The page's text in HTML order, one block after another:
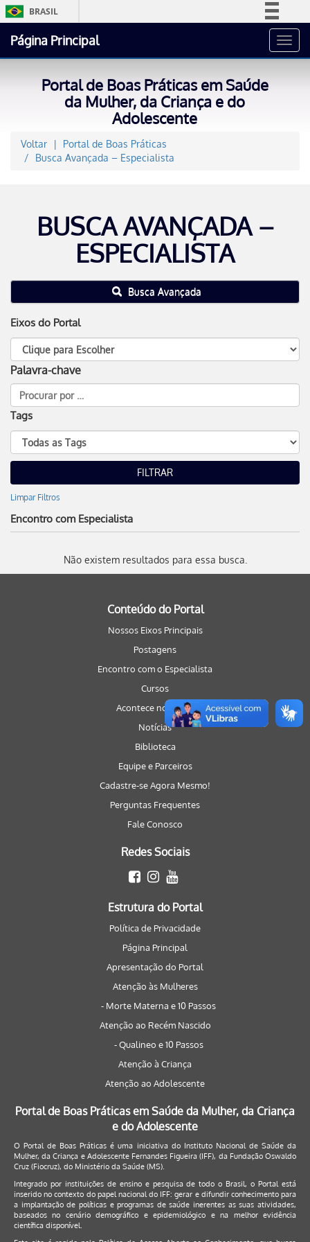
BRASIL
Acesso à informação
Página Principal
Portal de Boas Práticas em Saúde
da Mulher, da Criança e do
Adolescente
Voltar
Portal de Boas Práticas
Busca Avançada – Especialista
BUSCA AVANÇADA –
ESPECIALISTA
Busca Avançada
Eixos do Portal
Palavra-chave
Tags
Limpar Filtros
Encontro com Especialista
Não existem resultados para essa busca.
Conteúdo do Portal
Nossos Eixos Principais
Postagens
Encontro com o Especialista
Cursos
Acontece no Portal
Notícias
Biblioteca
Equipe e Parceiros
Cadastre-se Agora Mesmo!
Perguntas Frequentes
Fale Conosco
Redes Sociais
Estrutura do Portal
Política de Privacidade
Página Principal
Apresentação do Portal
Atenção às Mulheres
- Morte Materna e 10 Passos
Atenção ao Recém Nascido
- Qualineo e 10 Passos
Atenção à Criança
Atenção ao Adolescente
Portal de Boas Práticas em Saúde da Mulher, da Criança
e do Adolescente
O Portal de Boas Práticas é uma iniciativa do Instituto Nacional de Saúde da
Mulher, da Criança e Adolescente Fernandes Figueira (IFF), da Fundação Oswaldo
Cruz (Fiocruz), do Ministério da Saúde (MS).
Integrado por instituições de ensino e pesquisa de todo o Brasil, o Portal está
inserido no contexto do papel nacional do IFF: gerar e difundir conhecimento para
a implantação de políticas e programas de saúde inerentes as suas atividades,
baseados no cenário demográfico e epidemiológico e na melhor evidência
científica disponível.